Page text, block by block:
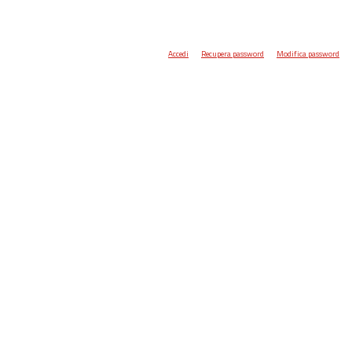
Accedi Recupera password Modifica password